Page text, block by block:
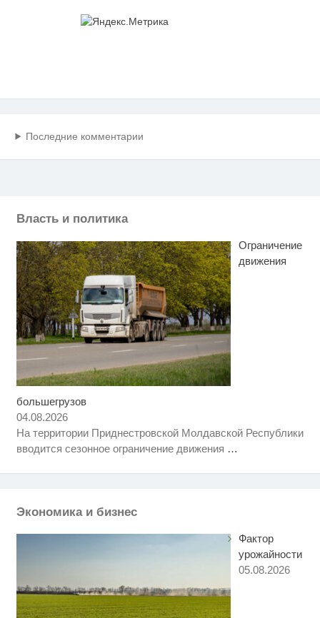
Последние комментарии
Власть и политика
Ограничение
движения
большегрузов
04.08.2026
На территории Приднестровской Молдавской Республики
вводится сезонное ограничение движения …
Экономика и бизнес
Фактор
урожайности
05.08.2026
Этот танец невесты оставит вас
вы будете в шоке от увиденного
семейке Плющенко